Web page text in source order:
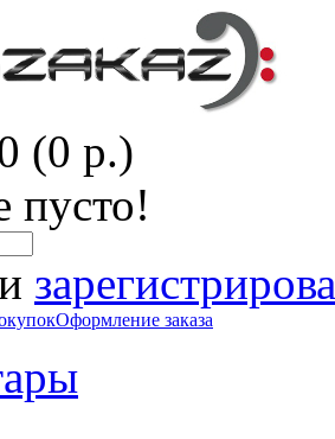
(0 р.)
пусто!
Оформление заказа